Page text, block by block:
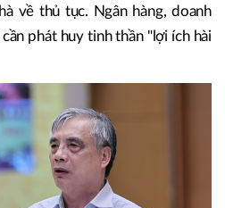
tiếp tục chia sẻ với doanh
kiện hạ lãi suất cho vay, đơn
cho vay; phát huy cơ sở dữ
vay tín dụng. Doanh nghiệp
về thủ tục. Ngân hàng, doanh
phát huy tinh thần "lợi ích hài